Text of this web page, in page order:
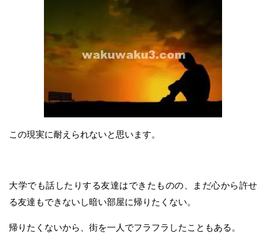
この現実に耐えられないと思います。
大学でも話したりする友達はできたものの、まだ心から許せ
る友達もできないし暗い部屋に帰りたくない。
帰りたくないから、街を一人でフラフラしたこともある。